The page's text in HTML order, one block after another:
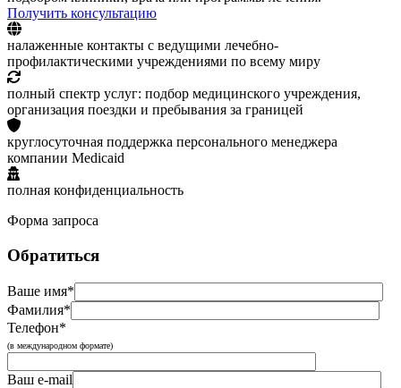
Получить консультацию
налаженные контакты с ведущими лечебно-
профилактическими учреждениями по всему миру
полный спектр услуг: подбор медицинского учреждения,
организация поездки и пребывания за границей
круглосуточная поддержка персонального менеджера
компании Medicaid
полная конфиденциальность
Форма запроса
Обратиться
Ваше имя*
Фамилия*
Телефон*
(в международном формате)
Ваш e-mail